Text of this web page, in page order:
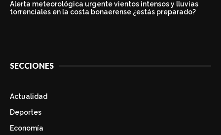
Alerta meteorológica urgente vientos intensos y lluvias
torrenciales en la costa bonaerense ¿estás preparado?
SECCIONES
Actualidad
Deportes
Economía